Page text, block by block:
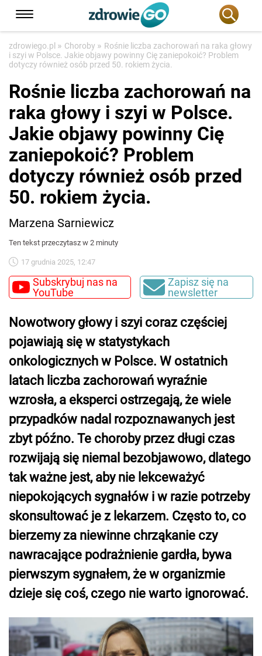
zdrowiego.pl » Choroby » Rośnie liczba zachorowań na raka głowy
i szyi w Polsce. Jakie objawy powinny Cię zaniepokoić? Problem
dotyczy również osób przed 50. rokiem życia.
Rośnie liczba zachorowań na
raka głowy i szyi w Polsce.
Jakie objawy powinny Cię
zaniepokoić? Problem
dotyczy również osób przed
50. rokiem życia.
Marzena Sarniewicz
Ten tekst przeczytasz w 2 minuty
17 grudnia 2025, 12:47
Subskrybuj nas na
YouTube
Zapisz się na
newsletter
Nowotwory głowy i szyi coraz częściej
pojawiają się w statystykach
onkologicznych w Polsce. W ostatnich
latach liczba zachorowań wyraźnie
wzrosła, a eksperci ostrzegają, że wiele
przypadków nadal rozpoznawanych jest
zbyt późno. Te choroby przez długi czas
rozwijają się niemal bezobjawowo, dlatego
tak ważne jest, aby nie lekceważyć
niepokojących sygnałów i w razie potrzeby
skonsultować je z lekarzem. Często to, co
bierzemy za niewinne chrząkanie czy
nawracające podrażnienie gardła, bywa
pierwszym sygnałem, że w organizmie
dzieje się coś, czego nie warto ignorować.